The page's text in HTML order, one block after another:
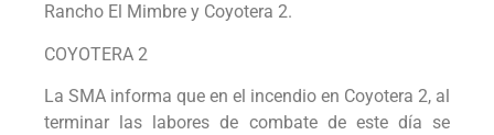
Rancho El Mimbre y Coyotera 2.
COYOTERA 2
La SMA informa que en el incendio en Coyotera 2, al
terminar las labores de combate de este día se